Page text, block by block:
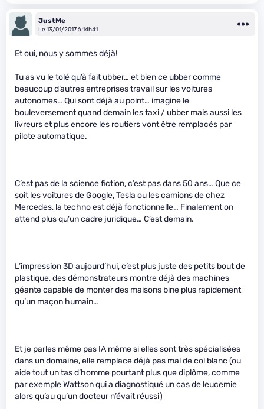
JustMe
Le 13/01/2017 à 14h41
Et oui, nous y sommes déjà!
Tu as vu le tolé qu’à fait ubber… et bien ce ubber comme
beaucoup d’autres entreprises travail sur les voitures
autonomes… Qui sont déjà au point… imagine le
bouleversement quand demain les taxi / ubber mais aussi les
livreurs et plus encore les routiers vont être remplacés par
pilote automatique.
C’est pas de la science fiction, c’est pas dans 50 ans… Que ce
soit les voitures de Google, Tesla ou les camions de chez
Mercedes, la techno est déjà fonctionnelle… Finalement on
attend plus qu’un cadre juridique… C’est demain.
L’impression 3D aujourd’hui, c’est plus juste des petits bout de
plastique, des démonstrateurs montre déjà des machines
géante capable de monter des maisons bine plus rapidement
qu’un maçon humain…
Et je parles même pas IA même si elles sont très spécialisées
dans un domaine, elle remplace déjà pas mal de col blanc (ou
aide tout un tas d’homme pourtant plus que diplôme, comme
par exemple Wattson qui a diagnostiqué un cas de leucemie
alors qu’au qu’un docteur n’évait réussi)